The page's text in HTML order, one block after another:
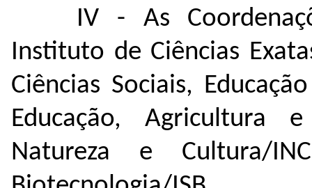
IV - As
Instituto de Ciências
Ciências Sociais,
Educação, Agricultura
Natureza e Cultura/